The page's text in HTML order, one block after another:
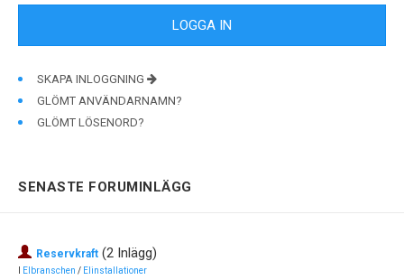
SKAPA INLOGGNING
GLÖMT ANVÄNDARNAMN?
GLÖMT LÖSENORD?
SENASTE FORUMINLÄGG
Reservkraft (2 Inlägg)
Elbranschen / Elinstallationer